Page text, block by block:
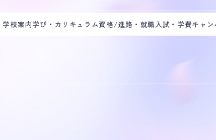
学校案内学び・カリキュラム資格/進路・就職入試・学費キャン